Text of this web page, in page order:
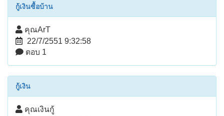
กู้เงินซื้อบ้าน
คุณArT
22/7/2551 9:32:58
ตอบ 1
กู้เงิน
คุณเงินกู้